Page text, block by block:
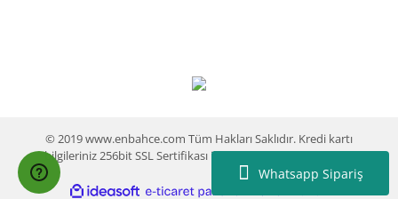
Whatsapp Sipariş
© 2019 www.enbahce.com Tüm Hakları Saklıdır. Kredi kartı
bilgileriniz 256bit SSL Sertifikası ile %100 koruma altındadır.
ideasoft